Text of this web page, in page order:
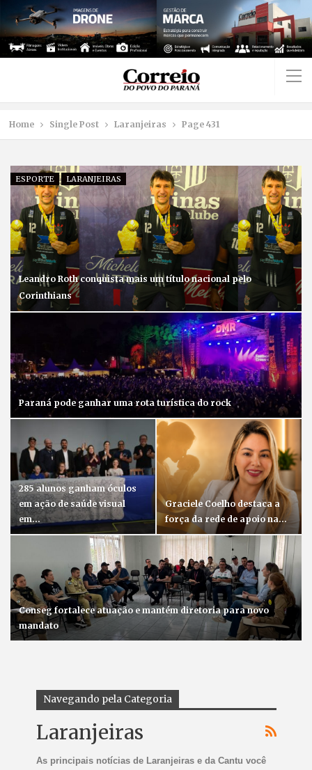
Home Single Post Laranjeiras Page 431
ESPORTE LARANJEIRAS
Leandro Roth conquista mais um título nacional pelo
Corinthians
Paraná pode ganhar uma rota turística do rock
285 alunos ganham óculos
em ação de saúde visual
em…
Graciele Coelho destaca a
força da rede de apoio na…
Conseg fortalece atuação e mantém diretoria para novo
mandato
Navegando pela Categoria
Laranjeiras
As principais notícias de Laranjeiras e da Cantu você